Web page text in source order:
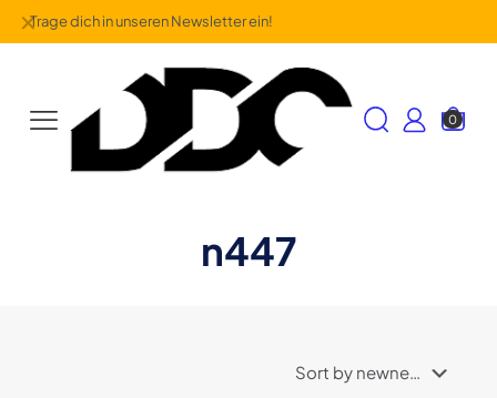
Trage dich in unseren Newsletter ein!
✕
0
n447